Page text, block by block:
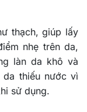
thạch, giúp lấy
nhẹ trên da,
làn da khô và
thiếu nước vì
sử dụng.